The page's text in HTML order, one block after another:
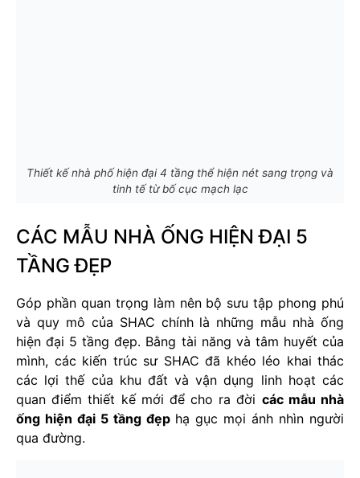
Thiết kế nhà phố hiện đại 4 tầng thể hiện nét sang trọng và
tinh tế từ bố cục mạch lạc
CÁC MẪU NHÀ ỐNG HIỆN ĐẠI 5
TẦNG ĐẸP
Góp phần quan trọng làm nên bộ sưu tập phong phú
và quy mô của SHAC chính là những mẫu nhà ống
hiện đại 5 tầng đẹp. Bằng tài năng và tâm huyết của
mình, các kiến trúc sư SHAC đã khéo léo khai thác
các lợi thế của khu đất và vận dụng linh hoạt các
quan điểm thiết kế mới để cho ra đời các mẫu nhà
ống hiện đại 5 tầng đẹphạ gục mọi ánh nhìn người
qua đường.